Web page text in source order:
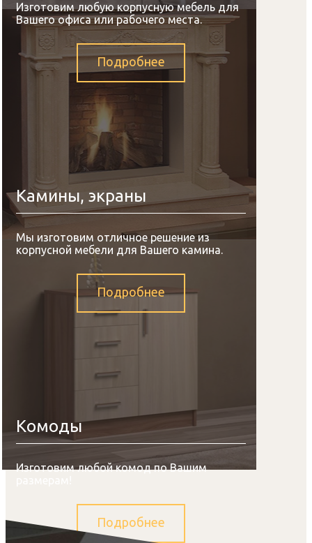
Изготовим любую корпусную мебель для
Вашего офиса или рабочего места.
Подробнее
Камины, экраны
Мы изготовим отличное решение из
корпусной мебели для Вашего камина.
Подробнее
Комоды
Изготовим любой комод по Вашим
Подробнее